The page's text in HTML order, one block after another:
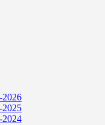
2026
2025
2024